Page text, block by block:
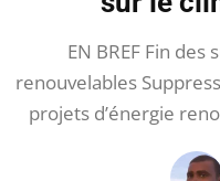
EN BREF Fin
renouvelables
projets d’énergie